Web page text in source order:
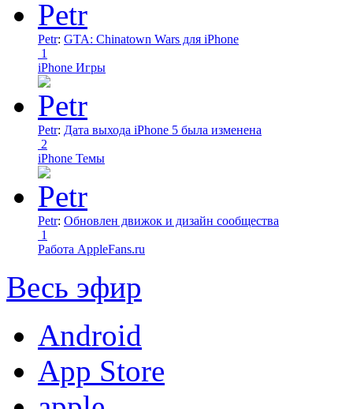
Petr: GTA: Chinatown Wars для iPhone
1
iPhone Игры
Petr: Дата выхода iPhone 5 была изменена
2
iPhone Темы
Petr: Обновлен движок и дизайн сообщества
1
Работа AppleFans.ru
Весь эфир
Android
App Store